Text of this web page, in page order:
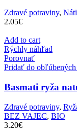
Zdravé potraviny,
2.05€
Add to cart
Rýchly náhľad
Porovnať
Pridať do
Basmati ryža
Zdravé potraviny,
BEZ VAJEC, BIO
3.20€